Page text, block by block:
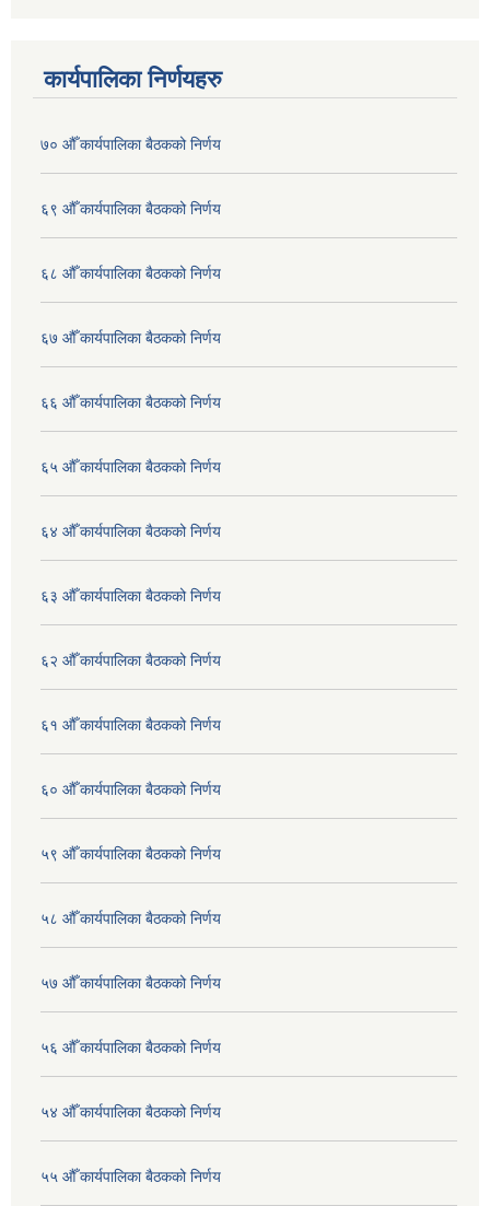
कार्यपालिका निर्णयहरु
७० औँ कार्यपालिका बैठकको निर्णय
६९ औँ कार्यपालिका बैठकको निर्णय
६८ औँ कार्यपालिका बैठकको निर्णय
६७ औँ कार्यपालिका बैठकको निर्णय
६६ औँ कार्यपालिका बैठकको निर्णय
६५ औँ कार्यपालिका बैठकको निर्णय
६४ औँ कार्यपालिका बैठकको निर्णय
६३ औँ कार्यपालिका बैठकको निर्णय
६२ औँ कार्यपालिका बैठकको निर्णय
६१ औँ कार्यपालिका बैठकको निर्णय
६० औँ कार्यपालिका बैठकको निर्णय
५९ औँ कार्यपालिका बैठकको निर्णय
५८ औँ कार्यपालिका बैठकको निर्णय
५७ औँ कार्यपालिका बैठकको निर्णय
५६ औँ कार्यपालिका बैठकको निर्णय
५४ औँ कार्यपालिका बैठकको निर्णय
५५ औँ कार्यपालिका बैठकको निर्णय